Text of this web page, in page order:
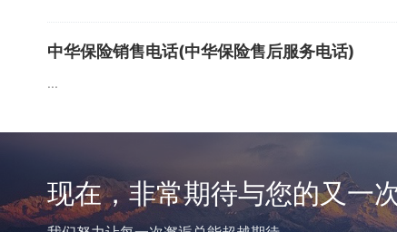
中华保险销售电话(中华保险售后服务电话)
...
现在，非常期待与您的又一